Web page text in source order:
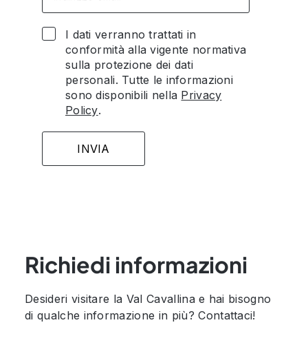
I dati verranno trattati in
conformità alla vigente normativa
sulla protezione dei dati
personali. Tutte le informazioni
sono disponibili nella Privacy
Policy.
Richiedi informazioni
Desideri visitare la Val Cavallina e hai bisogno
di qualche informazione in più? Contattaci!